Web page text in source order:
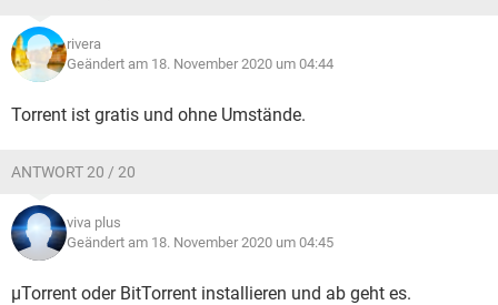
rivera
Geändert am 18. November 2020 um 04:44
Torrent ist gratis und ohne Umstände.
ANTWORT 20 / 20
viva plus
Geändert am 18. November 2020 um 04:45
µTorrent oder BitTorrent installieren und ab geht es.